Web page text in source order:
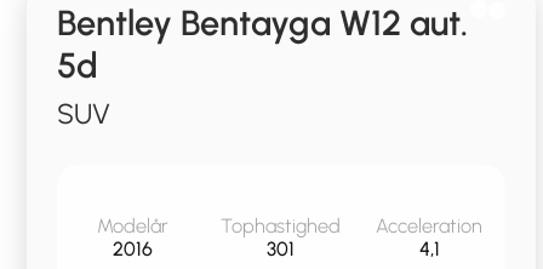
Bentley Bentayga W12 aut.
5d
SUV
Modelår
2016
Tophastighed
301
Acceleration
4,1